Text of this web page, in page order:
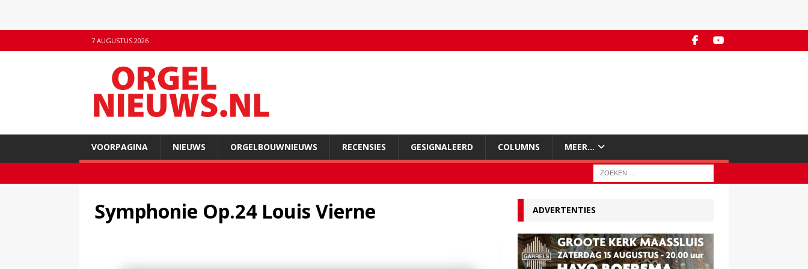
7 AUGUSTUS 2026
VOORPAGINA NIEUWS ORGELBOUWNIEUWS RECENSIES GESIGNALEERD COLUMNS MEER…
Symphonie Op.24 Louis Vierne ADVERTENTIES